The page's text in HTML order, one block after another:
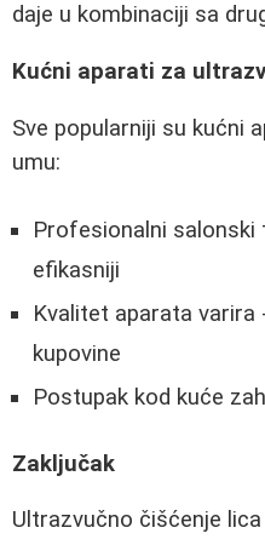
daje u kombinaciji sa
Kućni aparati za
Sve popularniji su kućni
umu:
Profesionalni
efikasniji
Kvalitet aparata
kupovine
Postupak kod kuće
Zaključak
Ultrazvučno čišćenje